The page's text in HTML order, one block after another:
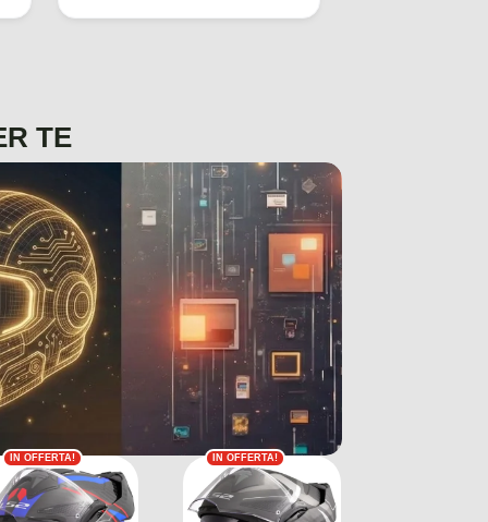
TE
IN OFFERTA! IN OFFERTA!